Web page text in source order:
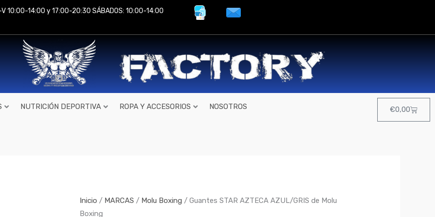
V 10:00-14:00 y 17:00-20:30 SÁBADOS: 10:00-14:00
NUTRICIÓN DEPORTIVA ROPA Y ACCESORIOS NOSOTROS €0,00Cart
Inicio / MARCAS / Molu Boxing / Guantes STAR AZTECA AZUL/GRIS de Molu
Boxing
AZUL/GRIS
de